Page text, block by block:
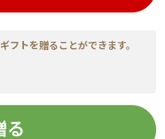
フトを贈ることができます。
る